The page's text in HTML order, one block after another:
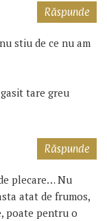
stiu de ce nu am
tare greu
Răspunde
plecare… Nu
atat de frumos,
poate pentru o
Răspunde